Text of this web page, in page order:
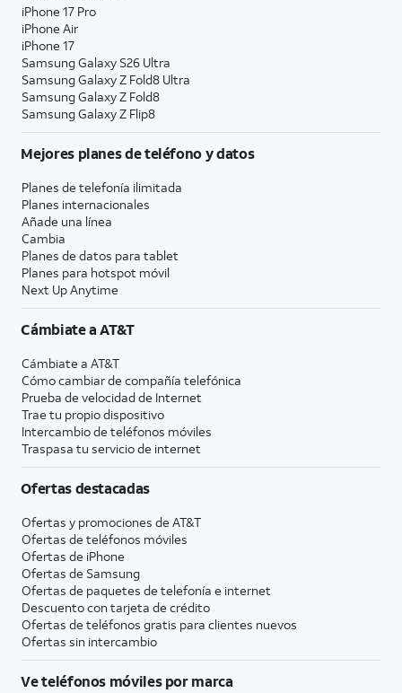
iPhone 17 Pro
iPhone Air
iPhone 17
Samsung Galaxy S26 Ultra
Samsung Galaxy Z Fold8 Ultra
Samsung Galaxy Z Fold8
Samsung Galaxy Z Flip8
Mejores planes de teléfono y datos
Planes de telefonía ilimitada
Planes internacionales
Añade una línea
Cambia
Planes de datos para tablet
Planes para hotspot móvil
Next Up Anytime
Cámbiate aAT&T
Cámbiate a AT&T
Cómo cambiar de compañía telefónica
Prueba de velocidad de Internet
Trae tu propio dispositivo
Intercambio de teléfonos móviles
Traspasa tu servicio de internet
Ofertas destacadas
Ofertas y promociones de AT&T
Ofertas de teléfonos móviles
Ofertas de iPhone
Ofertas de Samsung
Ofertas de paquetes de telefonía e internet
Descuento con tarjeta de crédito
Ofertas de teléfonos gratis para clientes nuevos
Ofertas sin intercambio
Ve teléfonos móviles por marca